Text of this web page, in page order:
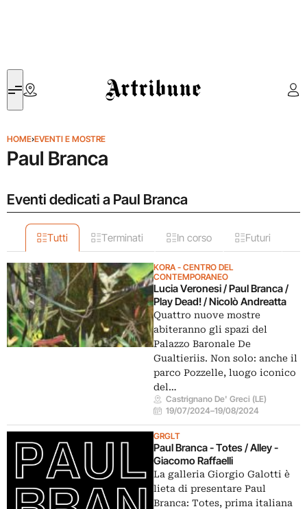
Artribune
HOME›EVENTI E MOSTRE
Paul Branca
Eventi dedicati a Paul Branca
Tutti Terminati In corso Futuri
KORA - CENTRO DEL
CONTEMPORANEO
Lucia Veronesi / Paul Branca /
Play Dead! / Nicolò Andreatta
Quattro nuove mostre
abiteranno gli spazi del
Palazzo Baronale De
Gualtieriis. Non solo: anche il
parco Pozzelle, luogo iconico
del…
Castrignano De' Greci (LE)
19/07/2024–19/08/2024
GRGLT
Paul Branca - Totes / Alley -
Giacomo Raffaelli
La galleria Giorgio Galotti è
lieta di presentare Paul
Branca: Totes, prima italiana